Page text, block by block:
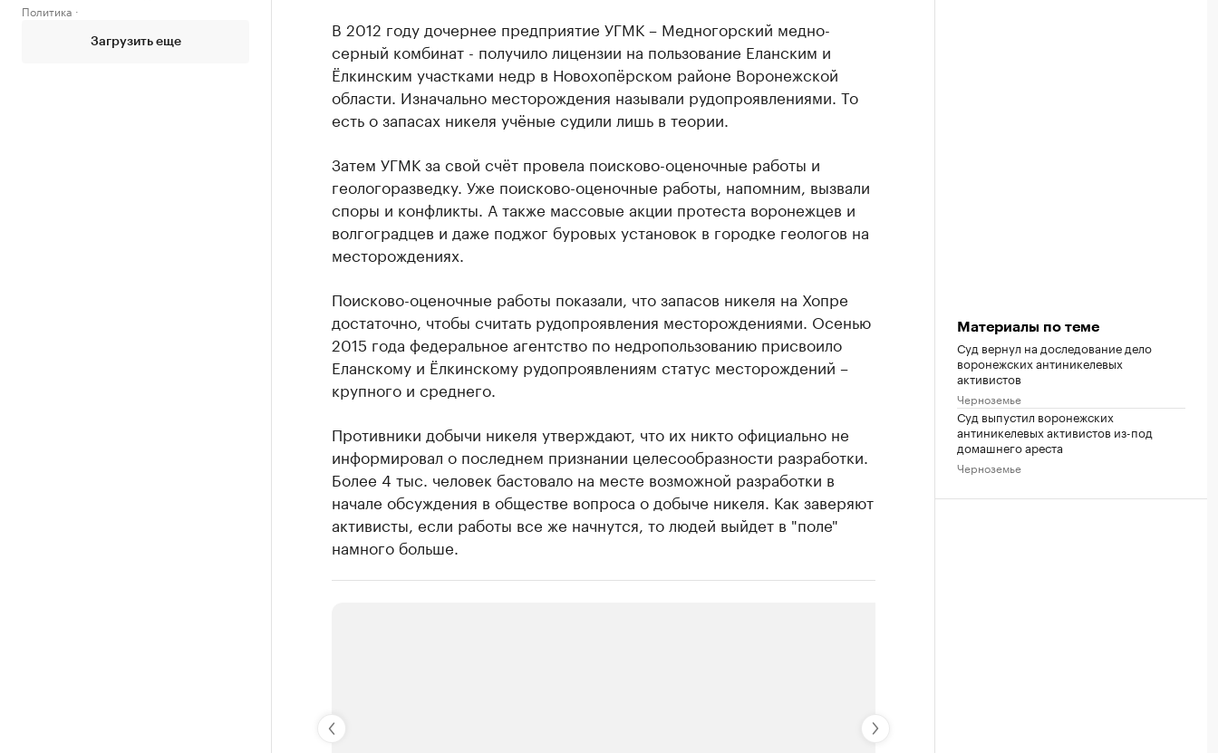
Политика
Загрузить еще
В 2012 году дочернее предприятие УГМК – Медногорский медно-
серный комбинат - получило лицензии на пользование Еланским и
Ёлкинским участками недр в Новохопёрском районе Воронежской
области. Изначально месторождения называли рудопроявлениями. То
есть о запасах никеля учёные судили лишь в теории.
Затем УГМК за свой счёт провела поисково-оценочные работы и
геологоразведку. Уже поисково-оценочные работы, напомним, вызвали
споры и конфликты. А также массовые акции протеста воронежцев и
волгоградцев и даже поджог буровых установок в городке геологов на
месторождениях.
Поисково-оценочные работы показали, что запасов никеля на Хопре
достаточно, чтобы считать рудопроявления месторождениями. Осенью
2015 года федеральное агентство по недропользованию присвоило
Еланскому и Ёлкинскому рудопроявлениям статус месторождений –
крупного и среднего.
Противники добычи никеля утверждают, что их никто официально не
информировал о последнем признании целесообразности разработки.
Более 4 тыс. человек бастовало на месте возможной разработки в
начале обсуждения в обществе вопроса о добыче никеля. Как заверяют
активисты, если работы все же начнутся, то людей выйдет в "поле"
намного больше.
Материалы по теме
Суд вернул на доследование дело
воронежских антиникелевых
активистов
Черноземье
Суд выпустил воронежских
антиникелевых активистов из-под
домашнего ареста
Черноземье